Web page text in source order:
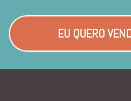
EU QUERO